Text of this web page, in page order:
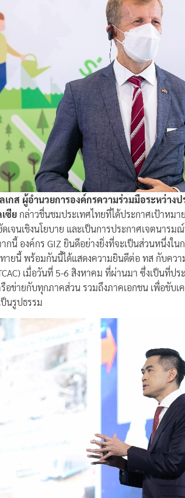
เกส ผู้อำนวยการองค์กรความร่วมมือระหว่าง
ซีย กล่าวชื่นชมประเทศไทยที่ได้ประกาศเป้าหม
เจนเชิงนโยบาย และเป็นการประกาศเจตนาร
กนี้ องค์กร GIZ ยินดีอย่างยิ่งที่จะเป็นส่วนหนึ่งใ
ายนี้ พร้อมกันนี้ได้แสดงความยินดีต่อ ทส กับควา
เมื่อวันที่ 5-6 สิงหาคม ที่ผ่านมา ซึ่งเป็นที่
รือข่ายกับทุกภาคส่วน รวมถึงภาคเอกชน เพื่อขับ
นรูปธรรม